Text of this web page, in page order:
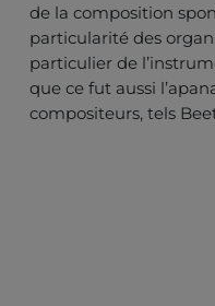
de la composition
particularité des
particulier de
que ce fut aussi
compositeurs, tels